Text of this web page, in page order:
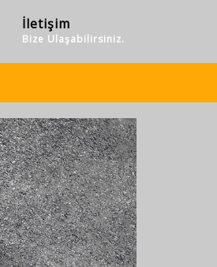
İletişim
Bize Ulaşabilirsiniz.